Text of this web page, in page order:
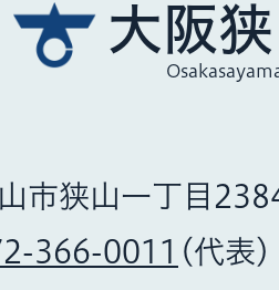
大阪
市狭山一丁目
366-0011 (代表)